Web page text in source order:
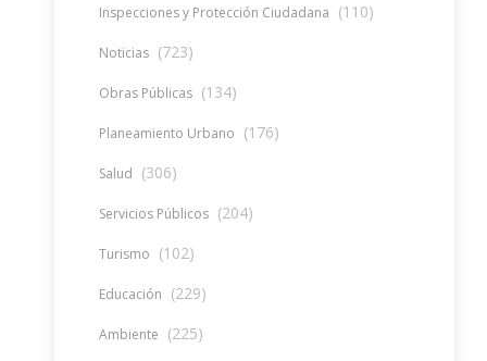
Inspecciones y Protección Ciudadana (110)
Noticias (723)
Obras Públicas (134)
Planeamiento Urbano (176)
Salud (306)
Servicios Públicos (204)
Turismo (102)
Educación (229)
Ambiente (225)